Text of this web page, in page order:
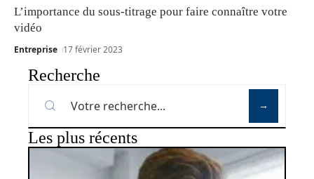
L’importance du sous-titrage pour faire connaître votre
vidéo
Entreprise 17 février 2023
Recherche
Les plus récents